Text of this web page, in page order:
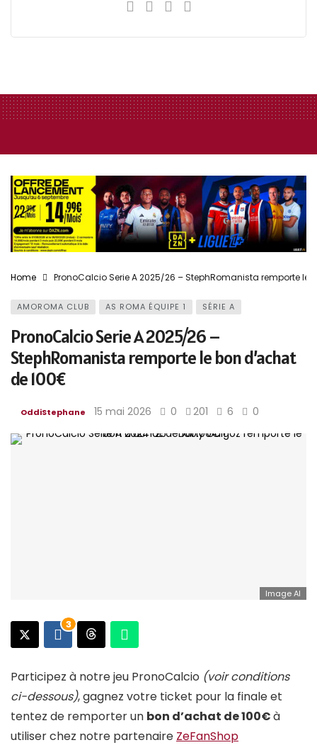
Home PronoCalcio Serie A 2025/26 – StephRomanista remporte le
AMOROMA CLUB AS ROMA ÉQUIPE 1 SÉRIE A
PronoCalcio Serie A 2025/26 –
StephRomanista remporte le bon d’achat
de 100€
OddiStephane 15 mai 2026 0 201 6 0
Image AI
3
Participez à notre jeu PronoCalcio (voir conditions
ci-dessous), gagnez votre ticket pour la finale et
tentez de remporter un bon d’achat de 100€à
utiliser chez notre partenaire ZeFanShop